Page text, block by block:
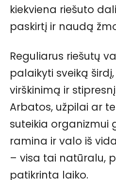
kiekviena riešuto
paskirtį ir naudą
Reguliarus riešutų
palaikyti sveiką
virškinimą ir
Arbatos, užpilai ar
suteikia organizmui
ramina ir valo iš
– visa tai natūralu,
patikrinta laiko.